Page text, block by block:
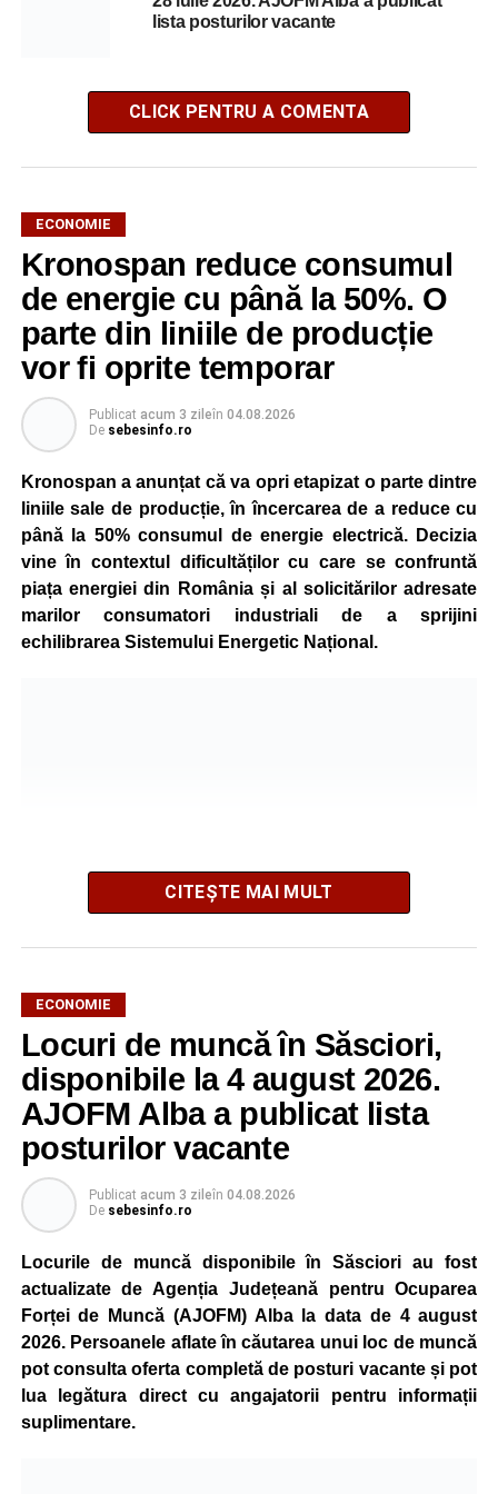
lista posturilor vacante
CLICK PENTRU A COMENTA
ECONOMIE
Kronospan reduce consumul
de energie cu până la 50%. O
parte din liniile de producție
vor fi oprite temporar
Publicat acum 3 zileîn 04.08.2026
De sebesinfo.ro
Kronospan a anunțat că va opri etapizat o parte dintre
liniile sale de producție, în încercarea de a reduce cu
până la 50% consumul de energie electrică. Decizia
vine în contextul dificultăților cu care se confruntă
piața energiei din România și al solicitărilor adresate
marilor consumatori industriali de a sprijini
echilibrarea Sistemului Energetic Național.
Potrivit unui comunicat al companiei, măsura va fi aplicată
gradual, în funcție de necesitățile sistemului energetic.
Reprezentanții Kronospan precizează că evoluția situației
este monitorizată permanent, iar activitatea va reveni la
capacitate normală imediat ce condițiile vor permite.
Compania dă asigurări că oprirea temporară a unor linii
de producție nu va afecta livrările către clienți.
Kronospan se numără printre cei mai mari consumatori de
energie electrică din România. O parte din necesarul
energetic este acoperită prin producția proprie de energie,
realizată cu ajutorul panourilor fotovoltaice și al unităților
de cogenerare.
Reprezentanții companiei afirmă că vor continua
colaborarea cu autoritățile și operatorii din domeniul
energetic pentru a contribui la depășirea perioadei dificile
CITEȘTE MAI MULT
ECONOMIE
Locuri de muncă în Săsciori,
disponibile la 4 august 2026.
AJOFM Alba a publicat lista
posturilor vacante
Publicat acum 3 zileîn 04.08.2026
De sebesinfo.ro
Locurile de muncă disponibile în Săsciori au fost
actualizate de Agenția Județeană pentru Ocuparea
Forței de Muncă (AJOFM) Alba la data de 4 august
2026. Persoanele aflate în căutarea unui loc de muncă
pot consulta oferta completă de posturi vacante și pot
lua legătura direct cu angajatorii pentru informații
suplimentare.